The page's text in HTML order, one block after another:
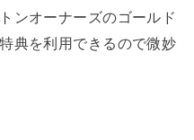
ンオーナーズのゴールド
典を利用できるので微妙